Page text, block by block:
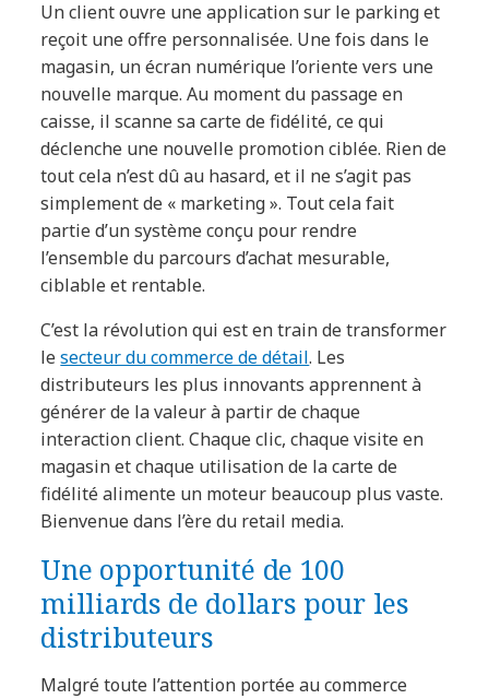
Un client ouvre une application sur le parking et
reçoit une offre personnalisée. Une fois dans le
magasin, un écran numérique l’oriente vers une
nouvelle marque. Au moment du passage en
caisse, il scanne sa carte de fidélité, ce qui
déclenche une nouvelle promotion ciblée. Rien de
tout cela n’est dû au hasard, et il ne s’agit pas
simplement de « marketing ». Tout cela fait
partie d’un système conçu pour rendre
l’ensemble du parcours d’achat mesurable,
ciblable et rentable.
C’est la révolution qui est en train de transformer
lesecteur du commerce de détail. Les
distributeurs les plus innovants apprennent à
générer de la valeur à partir de chaque
interaction client. Chaque clic, chaque visite en
magasin et chaque utilisation de la carte de
fidélité alimente un moteur beaucoup plus vaste.
Bienvenue dans l’ère du retail media.
Une opportunité de 100
milliards de dollars pour les
distributeurs
Malgré toute l’attention portée au commerce